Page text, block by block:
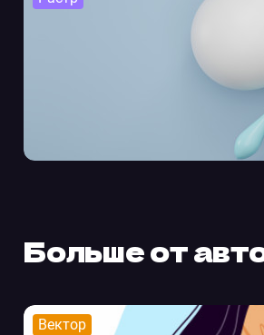
Больше от
Вектор